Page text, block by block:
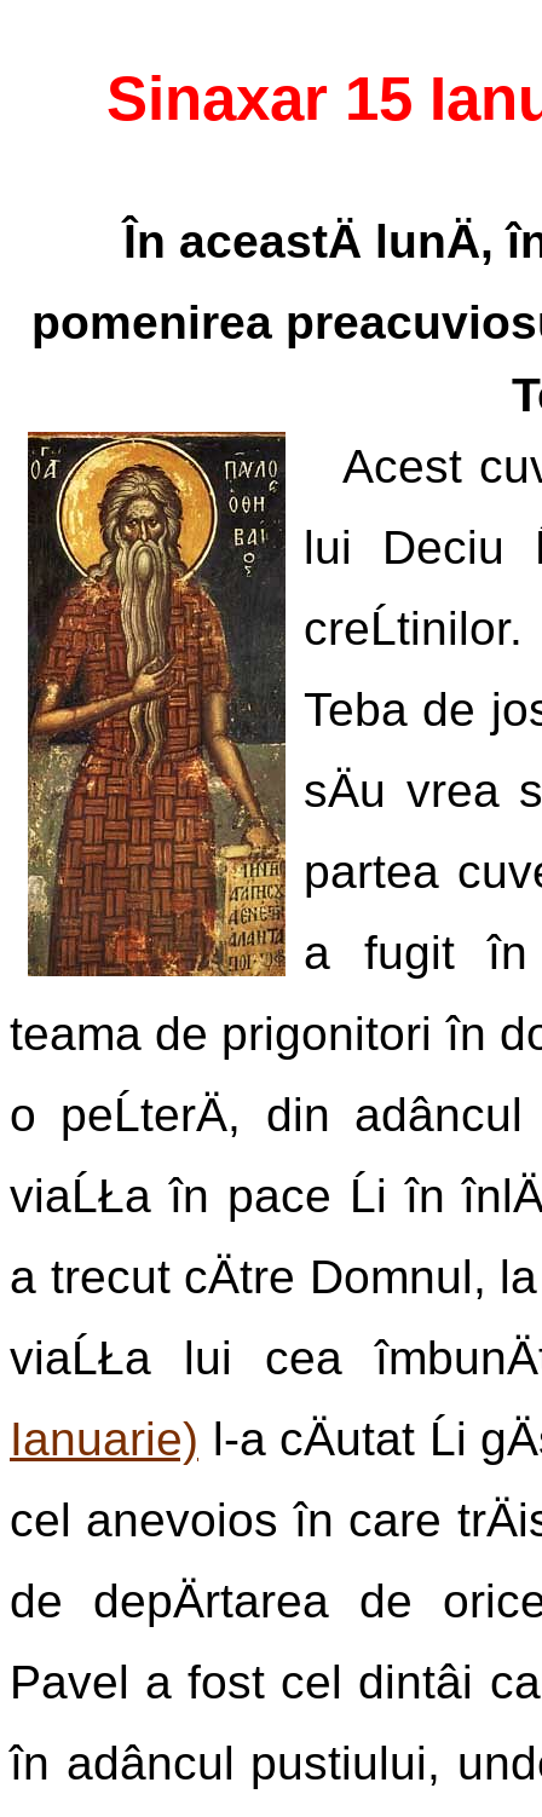
Sinaxar 15
În aceastÄ
pomenirea
Acest
lui Deciu
Teba de
sÄu vrea
partea
a fugit în
teama de prigonitori în
o peĹterÄ, din
viaĹŁa în pace Ĺi în
a trecut cÄtre Domnul,
viaĹŁa lui cea
Ianuarie) l-a cÄutat Ĺi
cel anevoios în care
de depÄrtarea de
Pavel a fost cel dintâi
în adâncul pustiului,